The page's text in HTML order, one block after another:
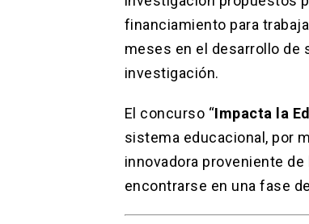
financiamiento para
meses en el desarrollo de
investigación.
El concurso “Impacta la
sistema educacional, por
innovadora proveniente
encontrarse en una fase